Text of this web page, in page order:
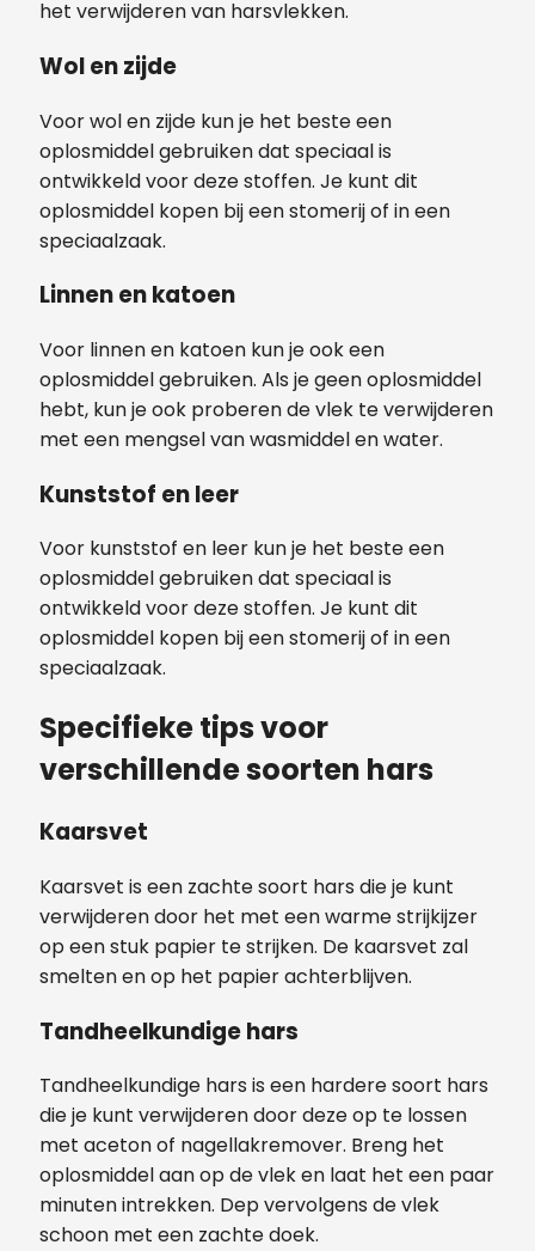
het verwijderen van harsvlekken.
Wol en zijde
Voor wol en zijde kun je het beste een
oplosmiddel gebruiken dat speciaal is
ontwikkeld voor deze stoffen. Je kunt dit
oplosmiddel kopen bij een stomerij of in een
speciaalzaak.
Linnen en katoen
Voor linnen en katoen kun je ook een
oplosmiddel gebruiken. Als je geen oplosmiddel
hebt, kun je ook proberen de vlek te verwijderen
met een mengsel van wasmiddel en water.
Kunststof en leer
Voor kunststof en leer kun je het beste een
oplosmiddel gebruiken dat speciaal is
ontwikkeld voor deze stoffen. Je kunt dit
oplosmiddel kopen bij een stomerij of in een
speciaalzaak.
Specifieke tips voor
verschillende soorten hars
Kaarsvet
Kaarsvet is een zachte soort hars die je kunt
verwijderen door het met een warme strijkijzer
op een stuk papier te strijken. De kaarsvet zal
smelten en op het papier achterblijven.
Tandheelkundige hars
Tandheelkundige hars is een hardere soort hars
die je kunt verwijderen door deze op te lossen
met aceton of nagellakremover. Breng het
oplosmiddel aan op de vlek en laat het een paar
minuten intrekken. Dep vervolgens de vlek
schoon met een zachte doek.